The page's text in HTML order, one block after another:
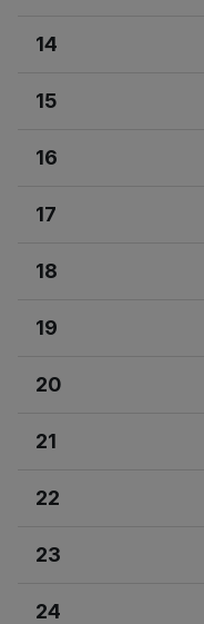
14
15
16
17
18
19
20
21
22
23
24